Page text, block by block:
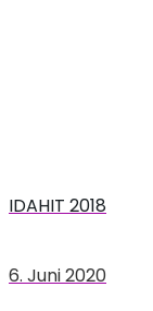
IDAHIT 2018
6. Juni 2020